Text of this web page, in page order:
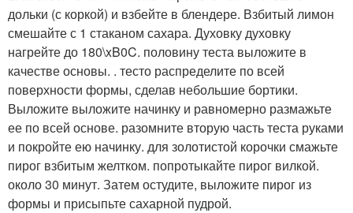
дольки (с коркой) и взбейте в блендере. Взбитый лимон
смешайте с 1 стаканом сахара. Духовку духовку
нагрейте до 180\xB0C. половину теста выложите в
качестве основы. . тесто распределите по всей
поверхности формы, сделав небольшие бортики.
Выложите выложите начинку и равномерно размажьте
ее по всей основе. разомните вторую часть теста руками
и покройте ею начинку. для золотистой корочки смажьте
пирог взбитым желтком. попротыкайте пирог вилкой.
около 30 минут. Затем остудите, выложите пирог из
формы и присыпьте сахарной пудрой.